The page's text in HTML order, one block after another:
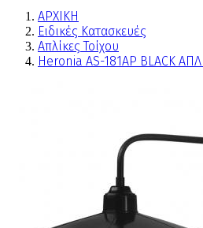
ΑΡΧΙΚΗ
Ειδικές Κατασκευές
Απλίκες Τοίχου
Heronia AS-181ΑΡ BLACK